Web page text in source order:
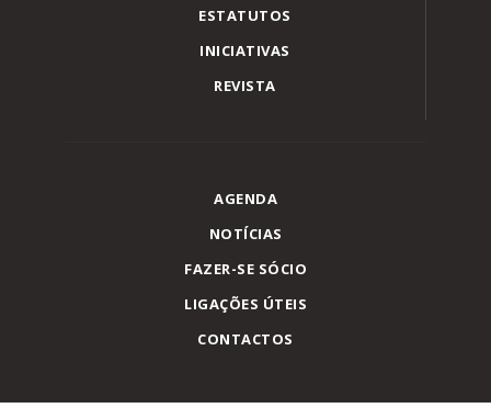
ESTATUTOS
INICIATIVAS
REVISTA
AGENDA
NOTÍCIAS
FAZER-SE SÓCIO
LIGAÇÕES ÚTEIS
CONTACTOS